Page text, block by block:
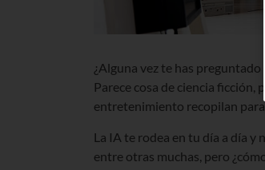
¿Alguna vez te has
Parece cosa de ciencia ficción,
entretenimiento recopilan
La IA te rodea en tu día a día y
entre otras muchas, pero